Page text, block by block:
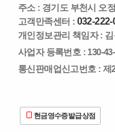
주소 : 경기도 부천시 오
고객만족센터 : 032-222-
개인정보관리 책임자 :
사업자 등록번호 : 130-
통신판매업신고번호 : 제
현금영수증발급상점